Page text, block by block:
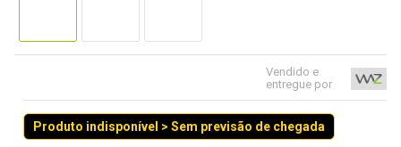
Vendido e
entregue por
Produto indisponível > Sem previsão de chegada
5º
openbox
7º
fractal
8º
hd